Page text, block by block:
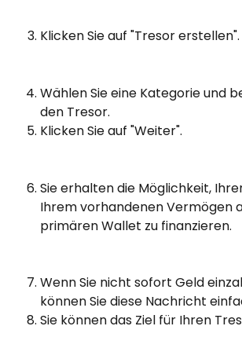
Klicken Sie auf "Tresor erstellen".
Wählen Sie eine Kategorie und
den Tresor.
Klicken Sie auf "Weiter".
Sie erhalten die Möglichkeit,
Ihrem vorhandenen Vermögen
primären Wallet zu finanzieren.
Wenn Sie nicht sofort Geld
können Sie diese Nachricht
Sie können das Ziel für Ihren